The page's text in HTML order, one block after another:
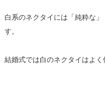
白系のネクタイには「純粋な
す。
結婚式では白のネクタイはよく